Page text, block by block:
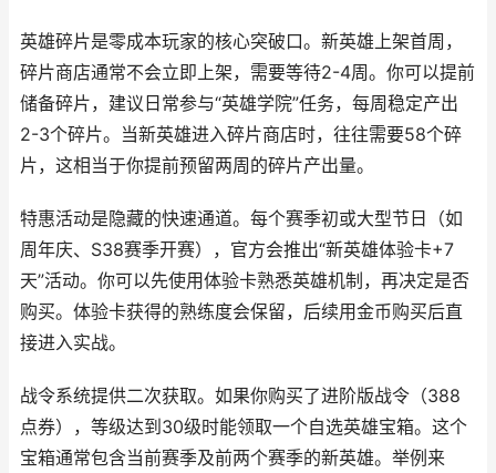
英雄碎片是零成本玩家的核心突破口。新英雄上架首周，
碎片商店通常不会立即上架，需要等待2-4周。你可以提前
储备碎片，建议日常参与“英雄学院”任务，每周稳定产出
2-3个碎片。当新英雄进入碎片商店时，往往需要58个碎
片，这相当于你提前预留两周的碎片产出量。
特惠活动是隐藏的快速通道。每个赛季初或大型节日（如
周年庆、S38赛季开赛），官方会推出“新英雄体验卡+7
天”活动。你可以先使用体验卡熟悉英雄机制，再决定是否
购买。体验卡获得的熟练度会保留，后续用金币购买后直
接进入实战。
战令系统提供二次获取。如果你购买了进阶版战令（388
点券），等级达到30级时能领取一个自选英雄宝箱。这个
宝箱通常包含当前赛季及前两个赛季的新英雄。举例来